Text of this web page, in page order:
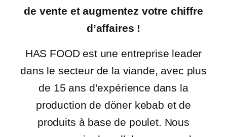
de vente et augmentez votre chiffre
d’affaires !
HAS FOOD est une entreprise leader
dans le secteur de la viande, avec plus
de 15 ans d’expérience dans la
production de döner kebab et de
produits à base de poulet. Nous